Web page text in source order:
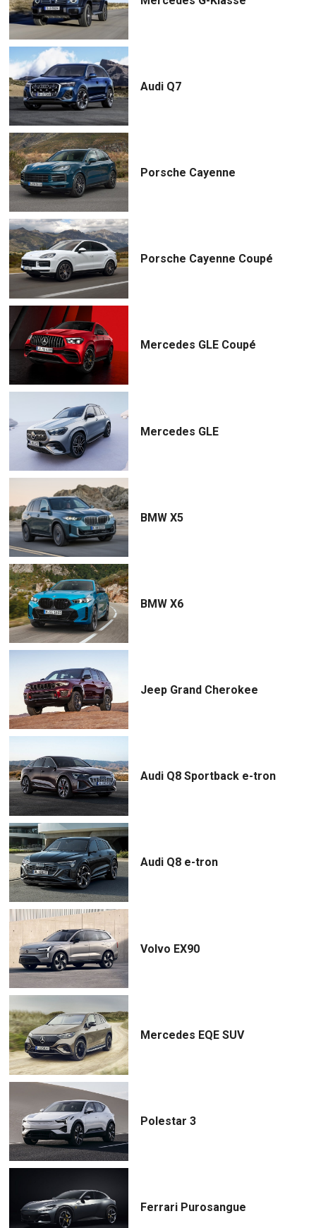
Audi Q7
Porsche Cayenne
Porsche Cayenne Coupé
Mercedes GLE Coupé
Mercedes GLE
BMW X5
BMW X6
Jeep Grand Cherokee
Audi Q8 Sportback e-tron
Audi Q8 e-tron
Volvo EX90
Mercedes EQE SUV
Polestar 3
Ferrari Purosangue